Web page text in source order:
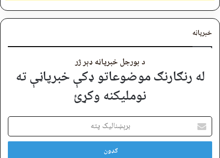
خبرپاڼه
د بورجل خبرپاڼه ډېر ژر
له رنګارنګ موضوعاتو ډکې خبرپاڼې ته
نوملیکنه وکړئ
برېښنالیک
پته